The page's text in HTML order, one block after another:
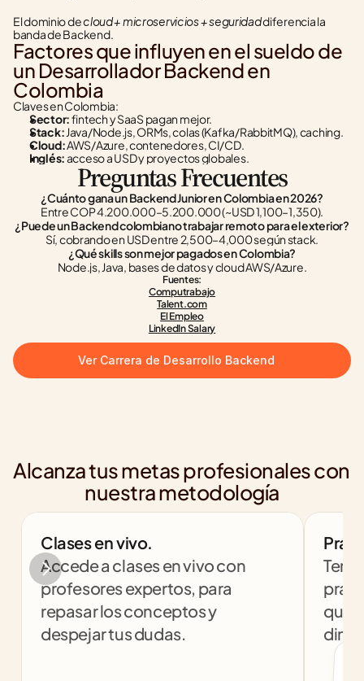
El dominio de cloud + microservicios + seguridad diferencia la
banda de Backend.
Factores que influyen en el sueldo de
un Desarrollador Backend en
Colombia
Claves en Colombia:
Sector: fintech y SaaS pagan mejor.
Stack: Java/Node.js, ORMs, colas (Kafka/RabbitMQ), caching.
Cloud: AWS/Azure, contenedores, CI/CD.
Inglés: acceso a USD y proyectos globales.
Preguntas Frecuentes
¿Cuánto gana un Backend Junior en Colombia en 2026?
Entre COP 4.200.000–5.200.000 (~USD 1,100–1,350).
¿Puede un Backend colombiano trabajar remoto para el exterior?
Sí, cobrando en USD entre 2,500–4,000 según stack.
¿Qué skills son mejor pagados en Colombia?
Node.js, Java, bases de datos y cloud AWS/Azure.
Fuentes:
Computrabajo
Talent.com
El Empleo
LinkedIn Salary
Ver Carrera de Desarrollo Backend
Alcanza tus metas profesionales con
nuestra metodología
Clases en vivo.
Accede a clases en vivo con
profesores expertos, para
repasar los conceptos y
despejar tus dudas.
que